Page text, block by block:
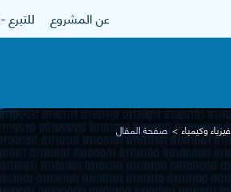
عن المشروع للتبرع - donate
فيزياء وكيمياء صفحة المقال